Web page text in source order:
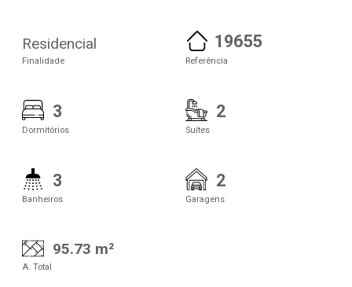
Residencial
Finalidade
19655
Referência
3
Dormitórios
2
Suítes
3
Banheiros
2
Garagens
95.73 m²
A. Total